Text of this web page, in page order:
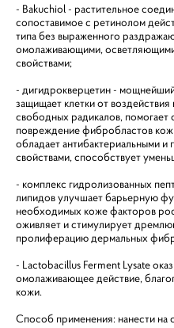
- Bakuchiol - растительное
сопоставимое с ретинолом
типа без выраженного
омолаживающими,
свойствами;
- дигидрокверцетин -
защищает клетки от
свободных радикалов, помогает
повреждение фибробластов
обладает антибактериальными и
свойствами, способствует
- комплекс гидролизованных
липидов улучшает барьерную
необходимых коже факторов
оживляет и стимулирует
пролиферацию дермальных
- Lactobacillus Ferment Lysate
омолаживающее действие,
кожи.
Способ применения: нанести